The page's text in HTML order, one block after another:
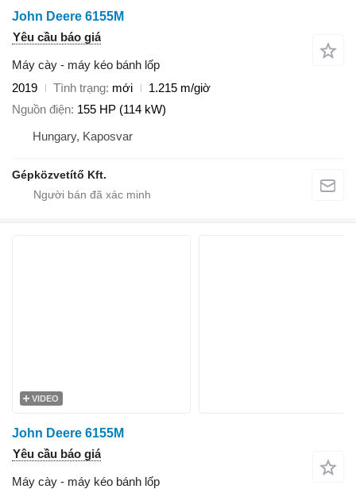
John Deere 6155M
Yêu cầu báo giá
Máy cày - máy kéo bánh lốp
2019
Tình trạng mới
1.215 m/giờ
Nguồn điện 155 HP (114 kW)
Hungary, Kaposvar
Gépközvetítő Kft.
VIDEO
John Deere 6155M
Yêu cầu báo giá
Máy cày - máy kéo bánh lốp